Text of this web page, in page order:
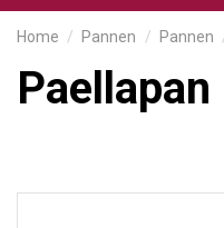
Home Pannen Pannen